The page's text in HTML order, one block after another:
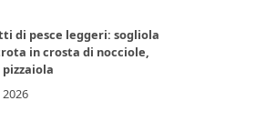
di pesce leggeri: sogliola
in crosta di nocciole,